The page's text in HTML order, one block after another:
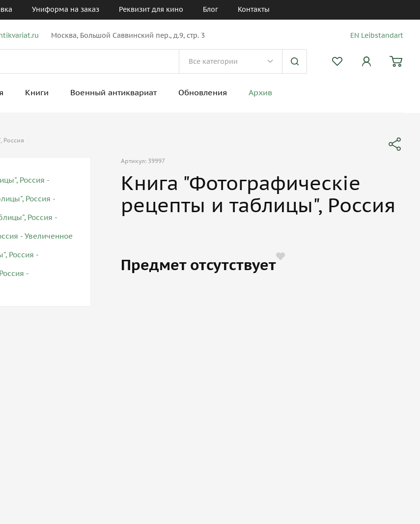
Униформа на заказ Реквизит для кино Блог Контакты
Москва, Большой Саввинский пер., д.9, стр. 3 EN Leibstandart
Книги Военный антиквариат Обновления Архив
Россия
Артикул: 39997
Книга "Фотографическiе
рецепты и таблицы", Россия
Предмет отсутствует